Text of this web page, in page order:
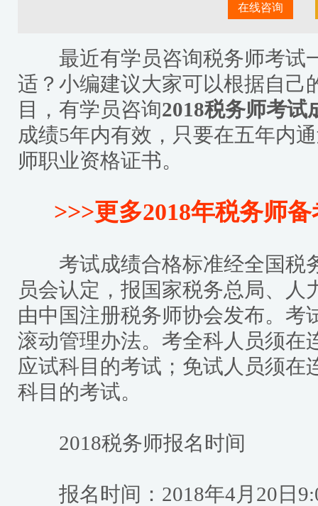
在线咨询
最近有学员咨询税务师考试
适？小编建议大家可以根据自己
目，有学员咨询2018税务师考试
成绩5年内有效，只要在五年内
师职业资格证书。
>>>更多2018年税务师
考试成绩合格标准经全国税
员会认定，报国家税务总局、人
由中国注册税务师协会发布。考
滚动管理办法。考全科人员须在
应试科目的考试；免试人员须在
科目的考试。
2018税务师报名时间
报名时间：2018年4月20日